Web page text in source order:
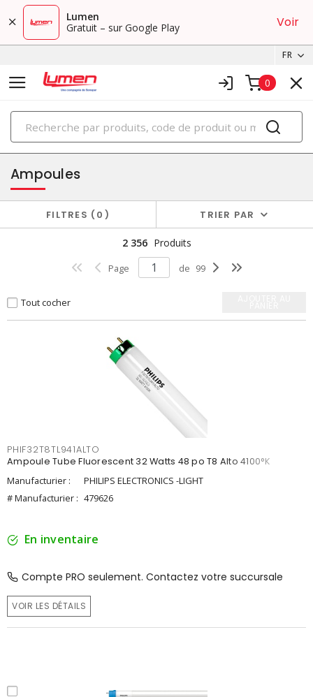
Lumen
Gratuit – sur Google Play
Voir
FR
0
PRODUITS
éclairage
Ampoules
FILTRES 0 TRIER PAR
2 356 Produits
Page de 99
Tout cocher
PHIF32T8TL941ALTO
Ampoule Tube Fluorescent 32 Watts 48 po T8 Alto 4100°K
Manufacturier :
PHILIPS ELECTRONICS -LIGHT
# Manufacturier : 479626
En inventaire
Compte PRO seulement. Contactez votre succursale
VOIR LES DÉTAILS